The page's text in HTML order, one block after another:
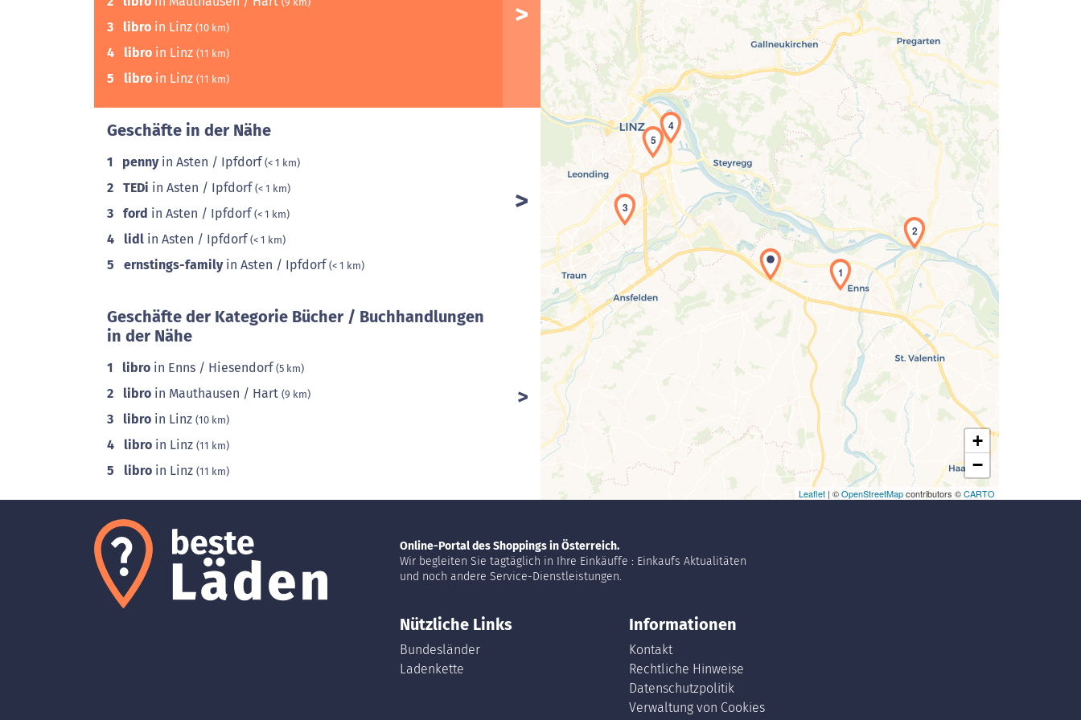
3 libro in Linz (10 km)
4 libro in Linz (11 km)
5 libro in Linz (11 km)
Geschäfte in der Nähe
1 pennyin Asten / Ipfdorf(< 1 km)
2 TEDi in Asten / Ipfdorf(< 1 km)
3 ford in Asten / Ipfdorf(< 1 km)
4 lidl in Asten / Ipfdorf(< 1 km)
5 ernstings-familyin Asten / Ipfdorf(< 1 km)
Geschäfte der Kategorie Bücher / Buchhandlungen
in der Nähe
1 libro in Enns / Hiesendorf(5 km)
2 libro in Mauthausen / Hart (9 km)
3 libro in Linz (10 km)
4 libro in Linz (11 km)
5 libro in Linz (11 km)
Laden der Karte...
1
2
3
4
5
+
−
Leaflet | ©OpenStreetMapcontributors ©CARTO
Online-Portal des Shoppings in Österreich.
Wir begleiten Sie tagtäglich in Ihre Einkäuffe : Einkaufs Aktualitäten
und noch andere Service-Dienstleistungen.
Nützliche Links
Bundesländer
Ladenkette
Informationen
Kontakt
Rechtliche Hinweise
Datenschutzpolitik
Verwaltung von Cookies